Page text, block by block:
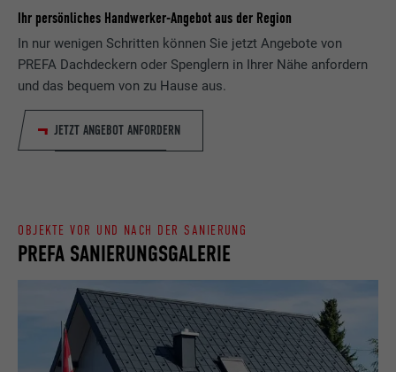
Ihr persönliches Handwerker-Angebot aus der Region
In nur wenigen Schritten können Sie jetzt Angebote von
PREFA Dachdeckern oder Spenglern in Ihrer Nähe anfordern
und das bequem von zu Hause aus.
JETZT ANGEBOT ANFORDERN
PREFA SANIERUNGSGALERIE
OBJEKTE VOR UND NACH DER SANIERUNG
Name _gaexp
Anbieter Google Optimize
Laufzeit 90 Tage
Identifikationsmerkmale.
Laufzeit Sitzung
Zweck
Speichert die vom Benutzer ausgewählte
Sprach version einer Webseite.
Name lang
Eingestellt von LinkedIn, wenn eine
uns"-Fenster enthält.
Name bcookie